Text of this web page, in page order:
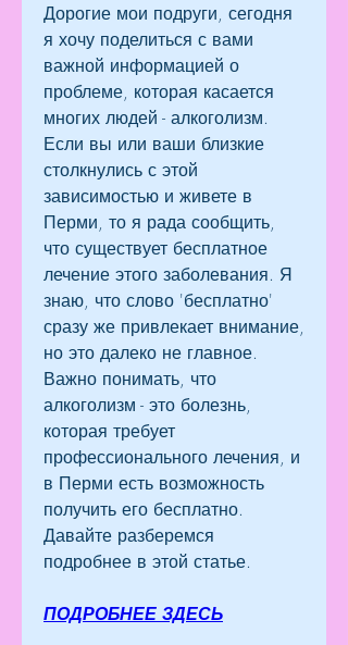
Дорогие мои подруги, сегодня
я хочу поделиться с вами
важной информацией о
проблеме, которая касается
многих людей - алкоголизм.
Если вы или ваши близкие
столкнулись с этой
зависимостью и живете в
Перми, то я рада сообщить,
что существует бесплатное
лечение этого заболевания. Я
знаю, что слово 'бесплатно'
сразу же привлекает внимание,
но это далеко не главное.
Важно понимать, что
алкоголизм - это болезнь,
которая требует
профессионального лечения, и
в Перми есть возможность
получить его бесплатно.
Давайте разберемся
подробнее в этой статье.
ПОДРОБНЕЕ ЗДЕСЬ